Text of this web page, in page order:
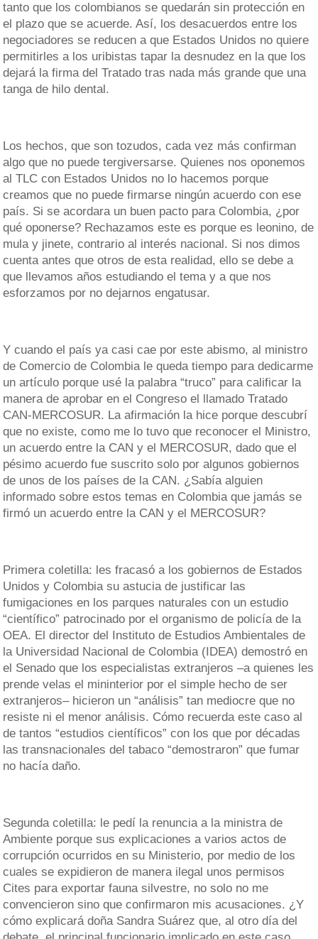
tanto que los colombianos se quedarán sin protección en
el plazo que se acuerde. Así, los desacuerdos entre los
negociadores se reducen a que Estados Unidos no quiere
permitirles a los uribistas tapar la desnudez en la que los
dejará la firma del Tratado tras nada más grande que una
tanga de hilo dental.
Los hechos, que son tozudos, cada vez más confirman
algo que no puede tergiversarse. Quienes nos oponemos
al TLC con Estados Unidos no lo hacemos porque
creamos que no puede firmarse ningún acuerdo con ese
país. Si se acordara un buen pacto para Colombia, ¿por
qué oponerse? Rechazamos este es porque es leonino, de
mula y jinete, contrario al interés nacional. Si nos dimos
cuenta antes que otros de esta realidad, ello se debe a
que llevamos años estudiando el tema y a que nos
esforzamos por no dejarnos engatusar.
Y cuando el país ya casi cae por este abismo, al ministro
de Comercio de Colombia le queda tiempo para dedicarme
un artículo porque usé la palabra “truco” para calificar la
manera de aprobar en el Congreso el llamado Tratado
CAN-MERCOSUR. La afirmación la hice porque descubrí
que no existe, como me lo tuvo que reconocer el Ministro,
un acuerdo entre la CAN y el MERCOSUR, dado que el
pésimo acuerdo fue suscrito solo por algunos gobiernos
de unos de los países de la CAN. ¿Sabía alguien
informado sobre estos temas en Colombia que jamás se
firmó un acuerdo entre la CAN y el MERCOSUR?
Primera coletilla: les fracasó a los gobiernos de Estados
Unidos y Colombia su astucia de justificar las
fumigaciones en los parques naturales con un estudio
“científico” patrocinado por el organismo de policía de la
OEA. El director del Instituto de Estudios Ambientales de
la Universidad Nacional de Colombia (IDEA) demostró en
el Senado que los especialistas extranjeros –a quienes les
prende velas el mininterior por el simple hecho de ser
extranjeros– hicieron un “análisis” tan mediocre que no
resiste ni el menor análisis. Cómo recuerda este caso al
de tantos “estudios científicos” con los que por décadas
las transnacionales del tabaco “demostraron” que fumar
no hacía daño.
Segunda coletilla: le pedí la renuncia a la ministra de
Ambiente porque sus explicaciones a varios actos de
corrupción ocurridos en su Ministerio, por medio de los
cuales se expidieron de manera ilegal unos permisos
Cites para exportar fauna silvestre, no solo no me
convencieron sino que confirmaron mis acusaciones. ¿Y
cómo explicará doña Sandra Suárez que, al otro día del